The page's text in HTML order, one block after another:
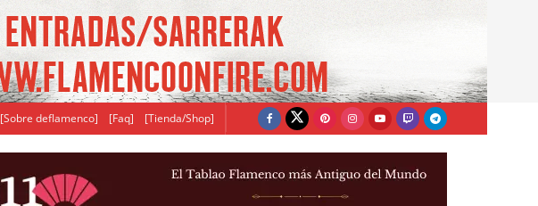
[Sobre deflamenco] [Faq] [Tienda/Shop]